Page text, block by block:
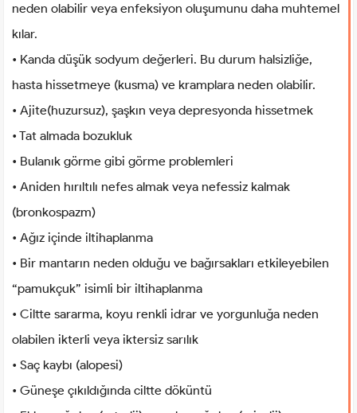
neden olabilir veya enfeksiyon oluşumunu daha muhtemel
kılar.
• Kanda düşük sodyum değerleri. Bu durum halsizliğe,
hasta hissetmeye (kusma) ve kramplara neden olabilir.
• Ajite(huzursuz), şaşkın veya depresyonda hissetmek
• Tat almada bozukluk
• Bulanık görme gibi görme problemleri
• Aniden hırıltılı nefes almak veya nefessiz kalmak
(bronkospazm)
• Ağız içinde iltihaplanma
• Bir mantarın neden olduğu ve bağırsakları etkileyebilen
“pamukçuk” isimli bir iltihaplanma
• Ciltte sararma, koyu renkli idrar ve yorgunluğa neden
olabilen ikterli veya iktersiz sarılık
• Saç kaybı (alopesi)
• Güneşe çıkıldığında ciltte döküntü